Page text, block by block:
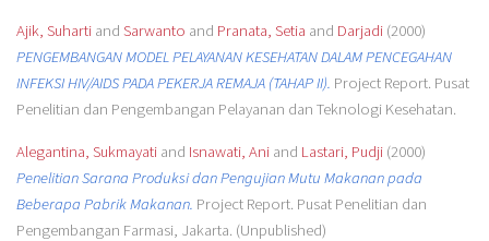
Ajik, Suhartiand Sarwanto and Pranata, Setia and Darjadi(2000)
PENGEMBANGAN MODEL PELAYANAN KESEHATAN DALAM PENCEGAHAN
INFEKSI HIV/AIDS PADA PEKERJA REMAJA (TAHAP II). Project Report. Pusat
Penelitian dan Pengembangan Pelayanan dan Teknologi Kesehatan.
Alegantina, Sukmayatiand Isnawati, Aniand Lastari, Pudji(2000)
Penelitian Sarana Produksi dan Pengujian Mutu Makanan pada
Beberapa Pabrik Makanan. Project Report. Pusat Penelitian dan
Pengembangan Farmasi, Jakarta. (Unpublished)